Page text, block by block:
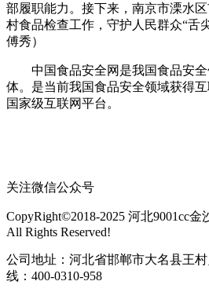
部履职能力。接下来，南京市溧水
村食品检查工作，守护人民群众“舌
傅秀）
中国食品安全网是我国食品安全
体。是当前我国食品安全领域获得
国家级互联网平台。
关注微信公众号
CopyRight©2018-2025 河北9001cc
All Rights Reserved!
公司地址：河北省邯郸市大名县王
线：400-0310-958